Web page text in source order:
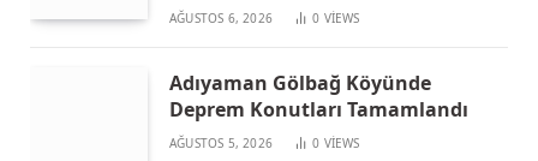
AĞUSTOS 6, 2026 0 VIEWS
Adıyaman Gölbağ Köyünde
Deprem Konutları Tamamlandı
AĞUSTOS 5, 2026 0 VIEWS